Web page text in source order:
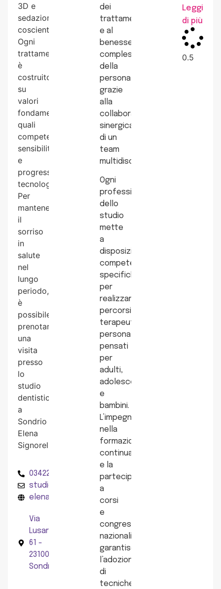
3D e
sedazione
cosciente.
Ogni
trattamento
è
costruito
su
valori
fondamentali
quali
competenza,
sensibilità
e
progresso
tecnologico.
Per
mantenere
il
sorriso
in
salute
nel
lungo
periodo,
è
possibile
prenotare
una
visita
presso
lo
studio
dentistico
a
Sondrio
Elena
Signorelli.
0342200208
studio@elenasignorelli.it
elenasignorelli.it
Via
Lusardi,
61 -
23100
Sondrio
dei
trattamenti
e al
benessere
complessivo
della
persona,
grazie
alla
collaborazione
sinergica
di un
team
multidisciplinare.
Ogni
professionista
dello
studio
mette
a
disposizione
competenze
specifiche
per
realizzare
percorsi
terapeutici
personalizzati,
pensati
per
adulti,
adolescenti
e
bambini.
L’impegno
nella
formazione
continua
e la
partecipazione
a
corsi
e
congressi
nazionali
garantiscono
l’adozione
di
tecniche
Leggi
di più